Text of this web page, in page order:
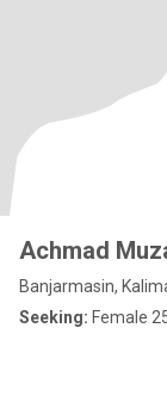
Achmad
Banjarmasin,
Seeking: Female